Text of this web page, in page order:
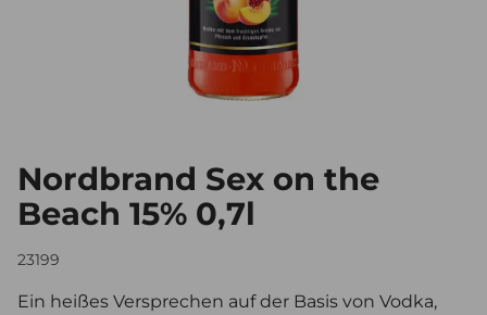
Nordbrand Sex on the
Beach 15% 0,7l
23199
Ein heißes Versprechen auf der Basis von Vodka,